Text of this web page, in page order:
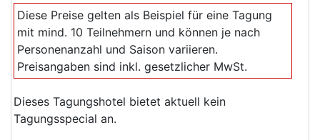
Diese Preise gelten als Beispiel für eine Tagung
mit mind. 10 Teilnehmern und können je nach
Personenanzahl und Saison variieren.
Preisangaben sind inkl. gesetzlicher MwSt.
Dieses Tagungshotel bietet aktuell kein
Tagungsspecial an.